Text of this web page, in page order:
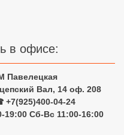
в офисе:
Павелецкая
Вал, 14 оф. 208
+7(925)400-04-24
Сб-Вс 11:00-16:00